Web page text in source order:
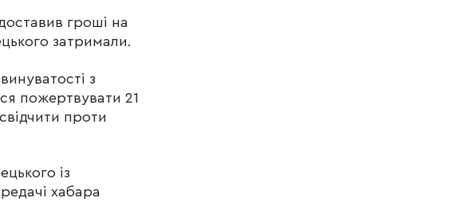
гроші на
затримали.
з
пожертвувати 21
проти
із
хабара